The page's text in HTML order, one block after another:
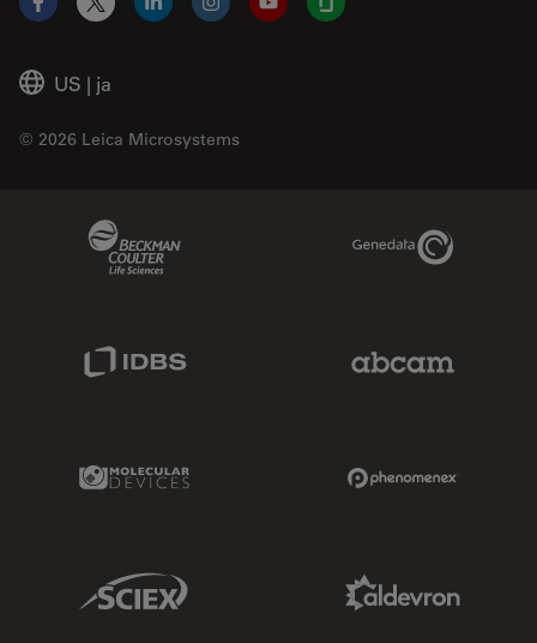
US | ja
© 2026 Leica Microsystems
Facebook
X LinkedInInstagramYouTubeGlassdoor
Genedata Link
Molecular Devices Link
Sciex Link